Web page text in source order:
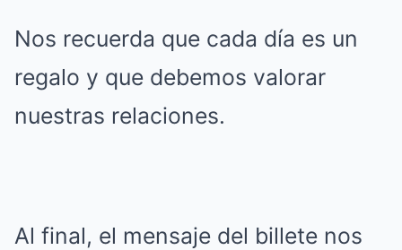
Nos recuerda que cada día es un
regalo y que debemos valorar
nuestras relaciones.
Al final, el mensaje del billete nos